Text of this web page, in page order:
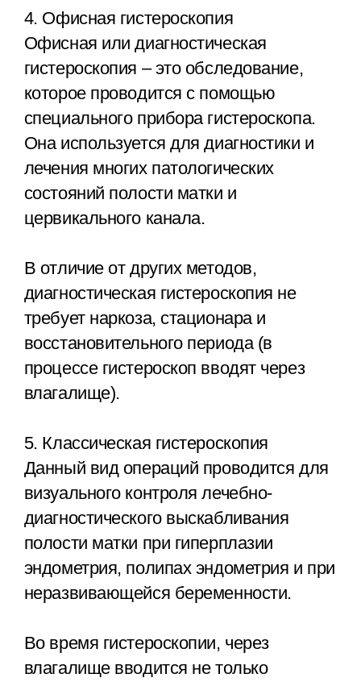
4. Офисная гистероскопия
Офисная или диагностическая
гистероскопия – это обследование,
которое проводится с помощью
специального прибора гистероскопа.
Она используется для диагностики и
лечения многих патологических
состояний полости матки и
цервикального канала.
В отличие от других методов,
диагностическая гистероскопия не
требует наркоза, стационара и
восстановительного периода (в
процессе гистероскоп вводят через
влагалище).
5. Классическая гистероскопия
Данный вид операций проводится для
визуального контроля лечебно-
диагностического выскабливания
полости матки при гиперплазии
эндометрия, полипах эндометрия и при
неразвивающейся беременности.
Во время гистероскопии, через
влагалище вводится не только